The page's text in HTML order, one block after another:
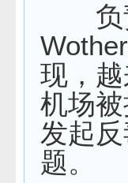
负责
现，
机场
发起
题。